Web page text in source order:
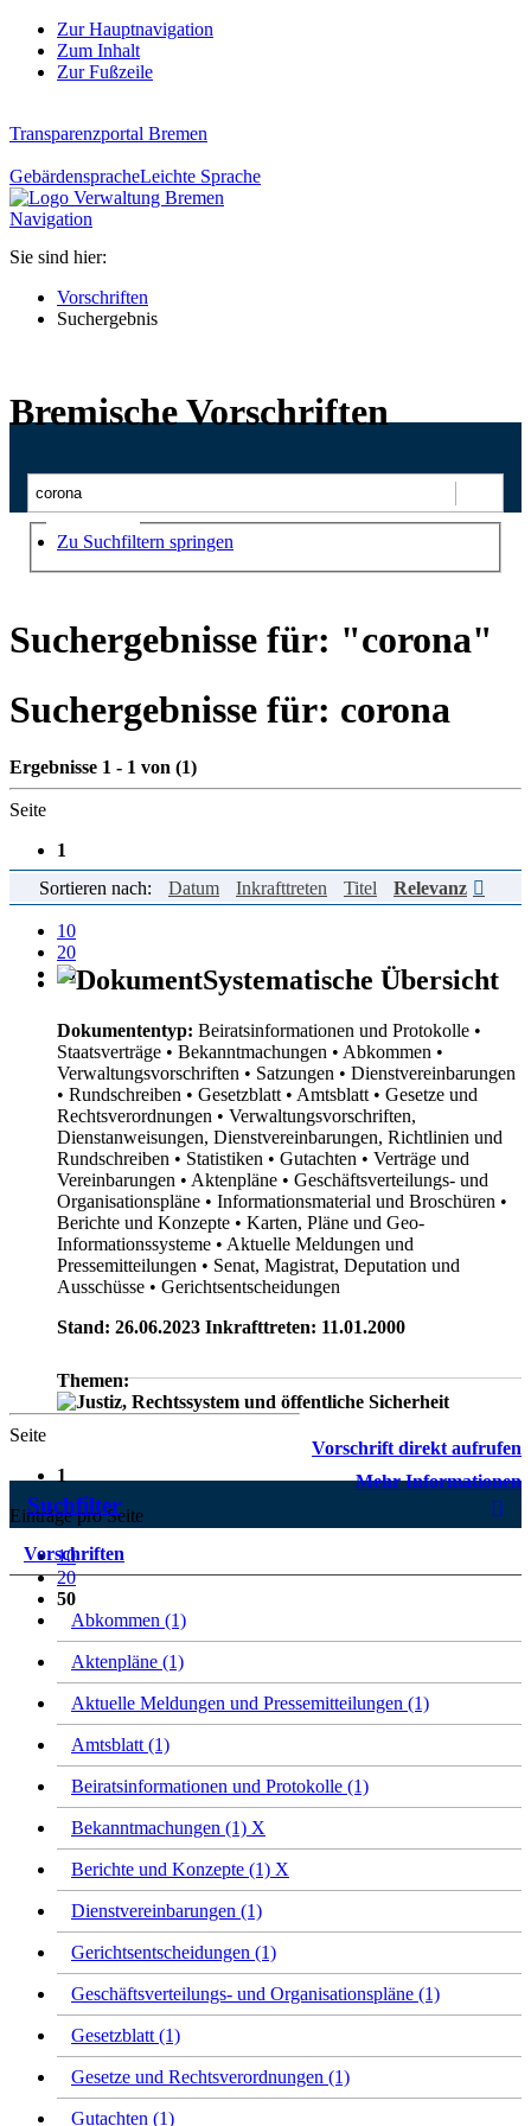
Zur Hauptnavigation
Zum Inhalt
Zur Fußzeile
Transparenzportal Bremen
GebärdenspracheLeichte Sprache
Navigation
Sie sind hier:
Vorschriften
Suchergebnis
Bremische Vorschriften
Suchen
Zu Suchfiltern springen
Suchergebnisse für: "corona"
Suchergebnisse für: corona
Ergebnisse 1 - 1 von (1)
Seite
1
Einträge pro Seite
10
20
50
Sortieren nach: Datum Inkrafttreten Titel Relevanz
Systematische Übersicht
Dokumententyp: Beiratsinformationen und Protokolle •
Staatsverträge • Bekanntmachungen • Abkommen •
Verwaltungsvorschriften • Satzungen • Dienstvereinbarungen
• Rundschreiben • Gesetzblatt • Amtsblatt • Gesetze und
Rechtsverordnungen • Verwaltungsvorschriften,
Dienstanweisungen, Dienstvereinbarungen, Richtlinien und
Rundschreiben • Statistiken • Gutachten • Verträge und
Vereinbarungen • Aktenpläne • Geschäftsverteilungs- und
Organisationspläne • Informationsmaterial und Broschüren •
Berichte und Konzepte • Karten, Pläne und Geo-
Informationssysteme • Aktuelle Meldungen und
Pressemitteilungen • Senat, Magistrat, Deputation und
Ausschüsse • Gerichtsentscheidungen
Stand: 26.06.2023 Inkrafttreten: 11.01.2000
Themen:
Vorschrift direkt aufrufen
Mehr Informationen
Seite
1
Einträge pro Seite
10
20
50
Suchfilter
Vorschriften
Abkommen (1)
Aktenpläne (1)
Aktuelle Meldungen und Pressemitteilungen (1)
Amtsblatt (1)
Beiratsinformationen und Protokolle (1)
Bekanntmachungen (1) X
Berichte und Konzepte (1) X
Dienstvereinbarungen (1)
Gerichtsentscheidungen (1)
Geschäftsverteilungs- und Organisationspläne (1)
Gesetzblatt (1)
Gesetze und Rechtsverordnungen (1)
Gutachten (1)